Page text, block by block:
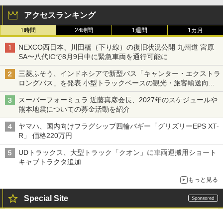
アクセスランキング
1時間 24時間 1週間 1カ月
NEXCO西日本、川田橋（下り線）の復旧状況公開 九州道 宮原
SA〜八代ICで8月9日中に緊急車両を通行可能に
三菱ふそう、インドネシアで新型バス「キャンター・エクストラ
ロングバス」を発表 小型トラックベースの観光・旅客輸送向け
バス
スーパーフォーミュラ 近藤真彦会長、2027年のスケジュールや
熊本地震についての募金活動を紹介
ヤマハ、国内向けフラグシップ四輪バギー「グリズリーEPS XT-
R」 価格220万円
UDトラックス、大型トラック「クオン」に車両運搬用ショート
キャブトラクタ追加
もっと見る
Special Site